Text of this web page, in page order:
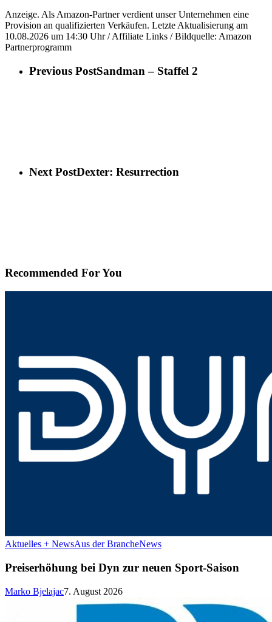
Anzeige. Als Amazon-Partner verdient unser Unternehmen eine
Provision an qualifizierten Verkäufen. Letzte Aktualisierung am
10.08.2026 um 14:30 Uhr / Affiliate Links / Bildquelle: Amazon
Partnerprogramm
Previous PostSandman – Staffel 2
Next PostDexter: Resurrection
Recommended For You
Aktuelles + NewsAus der BrancheNews
Preiserhöhung bei Dyn zur neuen Sport-Saison
Marko Bjelajac7. August 2026